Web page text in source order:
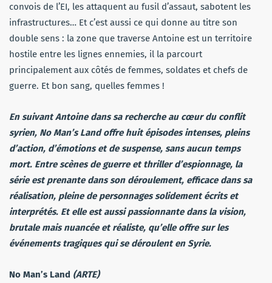
convois de l’EI, les attaquent au fusil d’assaut, sabotent les
infrastructures… Et c’est aussi ce qui donne au titre son
double sens : la zone que traverse Antoine est un territoire
hostile entre les lignes ennemies, il la parcourt
principalement aux côtés de femmes, soldates et chefs de
guerre. Et bon sang, quelles femmes !
En suivant Antoine dans sa recherche au cœur du conflit
syrien, No Man’s Land offre huit épisodes intenses, pleins
d’action, d’émotions et de suspense, sans aucun temps
mort. Entre scènes de guerre et thriller d’espionnage, la
série est prenante dans son déroulement, efficace dans sa
réalisation, pleine de personnages solidement écrits et
interprétés. Et elle est aussi passionnante dans la vision,
brutale mais nuancée et réaliste, qu’elle offre sur les
événements tragiques qui se déroulent en Syrie.
No Man’s Land (ARTE)